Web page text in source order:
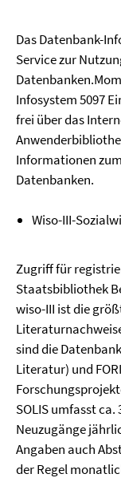
Das Datenbank-
Service zur
Infosystem 5097
frei über das
Informationen
Datenbanken.
Wiso-III-
Zugriff für
Staatsbibliothek
wiso-III ist die
sind die
Literatur) und
SOLIS umfasst ca.
Neuzugänge
Angaben auch
der Regel